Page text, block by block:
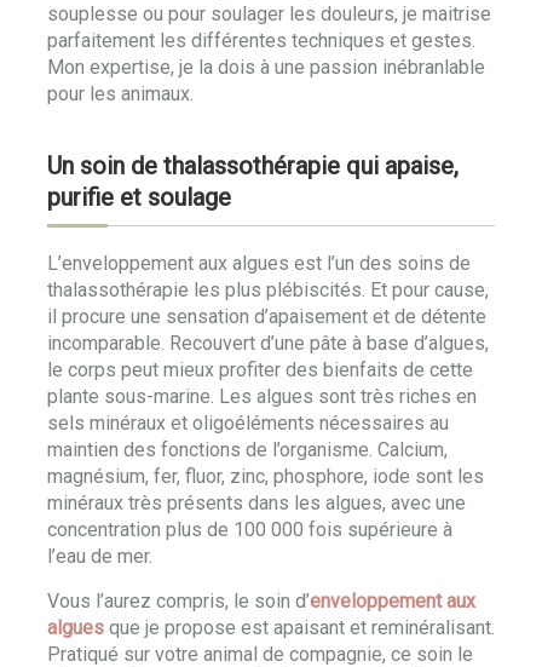
souplesse ou pour soulager les douleurs, je maitrise
parfaitement les différentes techniques et gestes.
Mon expertise, je la dois à une passion inébranlable
pour les animaux.
Un soin de thalassothérapie qui apaise,
purifie et soulage
L’enveloppement aux algues est l’un des soins de
thalassothérapie les plus plébiscités. Et pour cause,
il procure une sensation d’apaisement et de détente
incomparable. Recouvert d’une pâte à base d’algues,
le corps peut mieux profiter des bienfaits de cette
plante sous-marine. Les algues sont très riches en
sels minéraux et oligoéléments nécessaires au
maintien des fonctions de l’organisme. Calcium,
magnésium, fer, fluor, zinc, phosphore, iode sont les
minéraux très présents dans les algues, avec une
concentration plus de 100 000 fois supérieure à
l’eau de mer.
Vous l’aurez compris, le soin d’enveloppement aux
algues que je propose est apaisant et reminéralisant.
Pratiqué sur votre animal de compagnie, ce soin le